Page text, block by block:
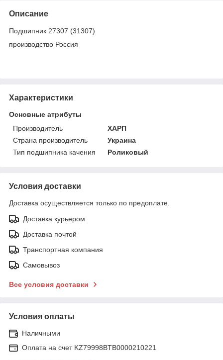
Описание
Подшипник 27307 (31307)
производство Россия
Характеристики
Основные атрибуты
Производитель
ХАРП
Страна производитель
Украина
Тип подшипника качения
Роликовый
Условия доставки
Доставка осуществляется только по предоплате.
Доставка курьером
Доставка почтой
Транспортная компания
Самовывоз
Все условия доставки
Условия оплаты
Наличными
Оплата на счет KZ79998BTB0000210221